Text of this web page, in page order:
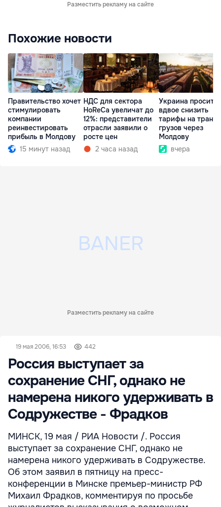
Разместить рекламу на сайте
Похожие новости
Правительство хочет
стимулировать
компании
реинвестировать
прибыль в Молдову
15 минут назад
НДС для сектора
HoReCa увеличат до
12%: представители
отрасли заявили о
росте цен
2 часа назад
Украина просит
вдвое снизить
тарифы на
грузов через
Молдову
вчера
Разместить рекламу на сайте
19 мая 2006, 16:53 442
Россия выступает за
сохранение СНГ, однако не
намерена никого удерживать в
Содружестве - Фрадков
МИНСК, 19 мая / РИА Новости /. Россия
выступает за сохранение СНГ, однако не
намерена никого удерживать в Содружестве.
Об этом заявил в пятницу на пресс-
конференции в Минске премьер-министр РФ
Михаил Фрадков, комментируя по просьбе